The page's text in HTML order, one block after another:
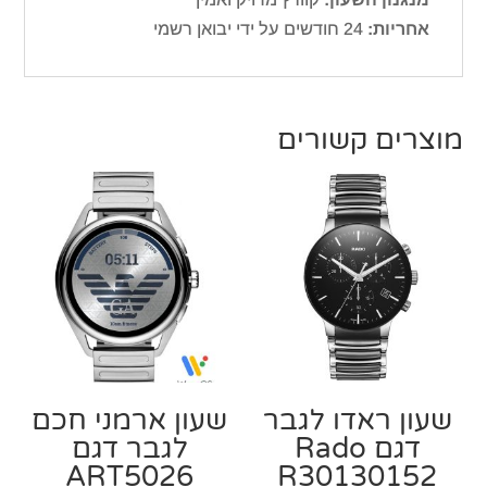
אחריות: 24 חודשים על ידי יבואן רשמי
מוצרים קשורים
שעון ראדו לגבר
דגם Rado
R30130152
שעון ארמני חכם
לגבר דגם
ART5026